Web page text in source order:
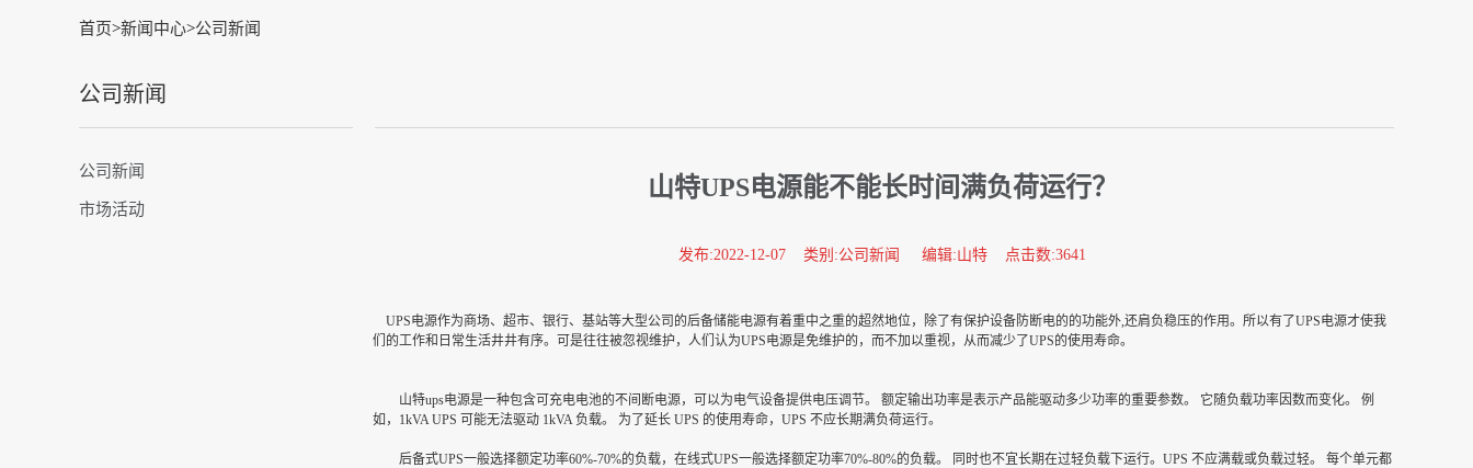
首页>新闻中心>公司新闻
公司新闻
公司新闻
市场活动
山特UPS电源能不能长时间满负荷运行？
发布:2022-12-07 类别:公司新闻 编辑:山特 点击数:3641
UPS电源作为商场、超市、银行、基站等大型公司的后备储能电源有着重中之重的超然地位，除了有保护设备防断电的的功能外,还肩负稳压的作用。所以有了UPS电源才使我
们的工作和日常生活井井有序。可是往往被忽视维护，人们认为UPS电源是免维护的，而不加以重视，从而减少了UPS的使用寿命。
山特ups电源是一种包含可充电电池的不间断电源，可以为电气设备提供电压调节。 额定输出功率是表示产品能驱动多少功率的重要参数。 它随负载功率因数而变化。 例
如，1kVA UPS 可能无法驱动 1kVA 负载。 为了延长 UPS 的使用寿命，UPS 不应长期满负荷运行。
后备式UPS一般选择额定功率60%-70%的负载，在线式UPS一般选择额定功率70%-80%的负载。 同时也不宜长期在过轻负载下运行。UPS 不应满载或负载过轻。 每个单元都